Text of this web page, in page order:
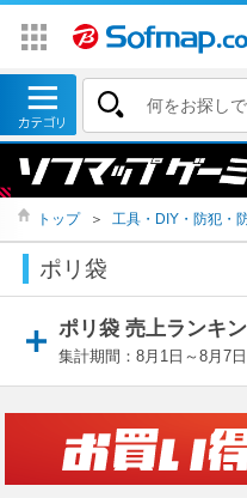
トップ ＞ 工具・DIY・防犯・
ポリ袋
ポリ袋 売上ランキ
集計期間：8月1日～8月7日